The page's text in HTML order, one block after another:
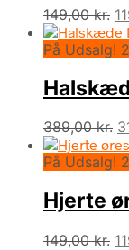
149,00kr.
På Udsalg!
389,00kr.
På Udsalg!
Hjerte
149,00kr.